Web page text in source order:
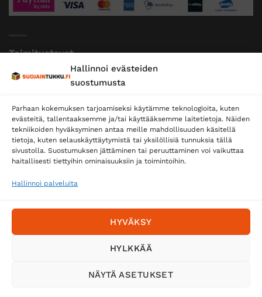
Hallinnoi evästeiden
suostumusta
Parhaan kokemuksen tarjoamiseksi käytämme teknologioita, kuten
evästeitä, tallentaaksemme ja/tai käyttääksemme laitetietoja. Näiden
tekniikoiden hyväksyminen antaa meille mahdollisuuden käsitellä
tietoja, kuten selauskäyttäytymistä tai yksilöllisiä tunnuksia tällä
sivustolla. Suostumuksen jättäminen tai peruuttaminen voi vaikuttaa
haitallisesti tiettyihin ominaisuuksiin ja toimintoihin.
Hallinnoi palveluita
HYVÄKSY
HYLKKÄÄ
NÄYTÄ ASETUKSET
Toimitustavat
Posti
Postnord
Tilaa uutiskirje ja saat erikoisalennuksia